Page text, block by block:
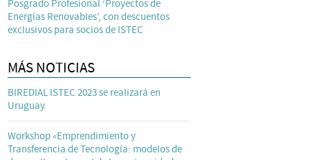
Posgrado Profesional ‘Proyectos de
Energías Renovables’, con descuentos
exclusivos para socios de ISTEC
MÁS NOTICIAS
BIREDIAL ISTEC 2023 se realizará en
Uruguay
Workshop «Emprendimiento y
Transferencia de Tecnología: modelos de